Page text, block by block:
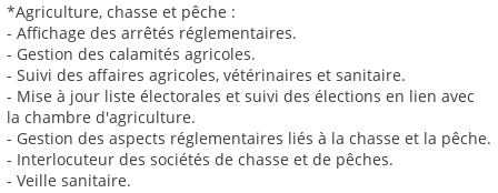
*Agriculture, chasse et pêche :
- Affichage des arrêtés réglementaires.
- Gestion des calamités agricoles.
- Suivi des affaires agricoles, vétérinaires et sanitaire.
- Mise à jour liste électorales et suivi des élections en lien avec
la chambre d'agriculture.
- Gestion des aspects réglementaires liés à la chasse et la pêche.
- Interlocuteur des sociétés de chasse et de pêches.
- Veille sanitaire.